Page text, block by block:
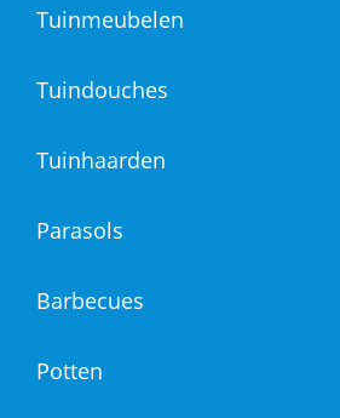
Tuinmeubelen
Tuindouches
Tuinhaarden
Parasols
Barbecues
Potten